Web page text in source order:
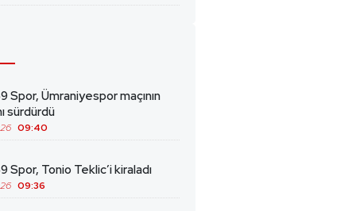
Spor, Ümraniyespor maçının
sürdürdü
09:40
Spor, Tonio Teklic’i kiraladı
09:36